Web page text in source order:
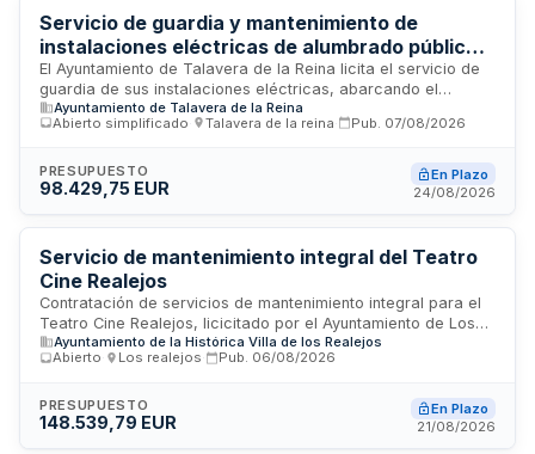
Servicio de guardia y mantenimiento de
instalaciones eléctricas de alumbrado público,
eventos temporales y edificios municipales del
Ayuntamiento de Talavera de la Reina
El Ayuntamiento de Talavera de la Reina licita el servicio de
guardia de sus instalaciones eléctricas, abarcando el
alumbrado público, las infraestructuras de generación y
distribución eléctrica en eventos temporales autorizados por
colegios dependientes de la administración municipal. El
contrato incluye la supervisión operativa, mantenimiento
responsabilidad técnica de las instalaciones durante el
período de garantía, con requisitos específicos de
prevención de riesgos laborales y acreditación de personal
especializado.
Ayuntamiento de Talavera de la Reina
Abierto simplificado
Talavera de la reina Pub. 07/08/2026
PRESUPUESTO
98.429,75 EUR
En Plazo
24/08/2026
Servicio de mantenimiento integral del Teatro
Cine Realejos
Contratación de servicios de mantenimiento integral para el
Teatro Cine Realejos, licicitado por el Ayuntamiento de Los
Realejos. El contrato abarca prestaciones propias de
servicios administrativos sujetos a la Ley de Contratos del
de contratación, que ostenta facultades de inspección,
interpretación del contrato y resolución de incidencias. La
Ayuntamiento de la Histórica Villa de los Realejos
Abierto
Los realejos Pub. 06/08/2026
PRESUPUESTO
148.539,79 EUR
En Plazo
21/08/2026